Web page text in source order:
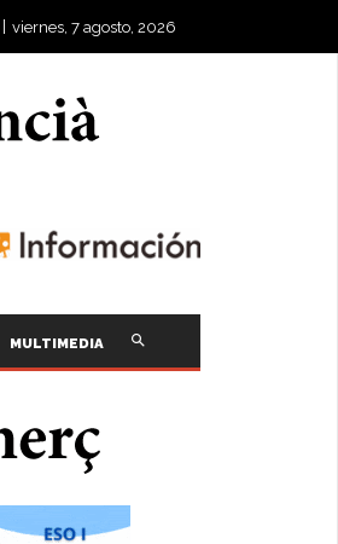
viernes, 7 agosto, 2026
MULTIMEDIA